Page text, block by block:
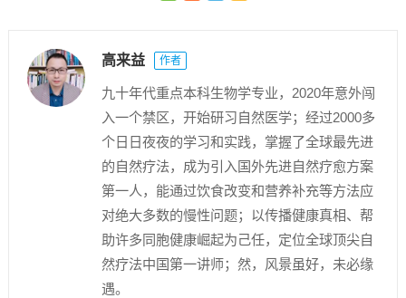
高来益 作者
九十年代重点本科生物学专业，2020年意外闯
入一个禁区，开始研习自然医学；经过2000多
个日日夜夜的学习和实践，掌握了全球最先进
的自然疗法，成为引入国外先进自然疗愈方案
第一人，能通过饮食改变和营养补充等方法应
对绝大多数的慢性问题；以传播健康真相、帮
助许多同胞健康崛起为己任，定位全球顶尖自
然疗法中国第一讲师；然，风景虽好，未必缘
遇。